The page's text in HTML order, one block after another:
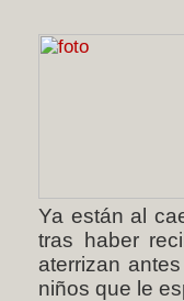
Ya están al
tras haber
aterrizan
niños que le